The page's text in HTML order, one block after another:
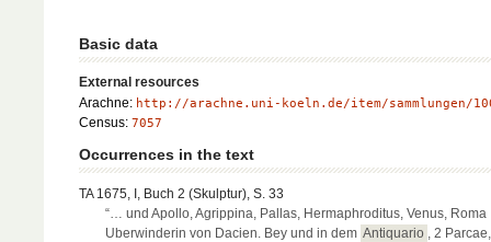
Basic data
External resources
Arachne: http://arachne.uni-koeln.de/item/sammlungen/
Census: 7057
Occurrences in the text
TA 1675, I, Buch 2 (Skulptur), S. 33
“… und Apollo, Agrippina, Pallas, Hermaphroditus, Venus, Roma
Uberwinderin von Dacien. Bey und in dem Antiquario , 2